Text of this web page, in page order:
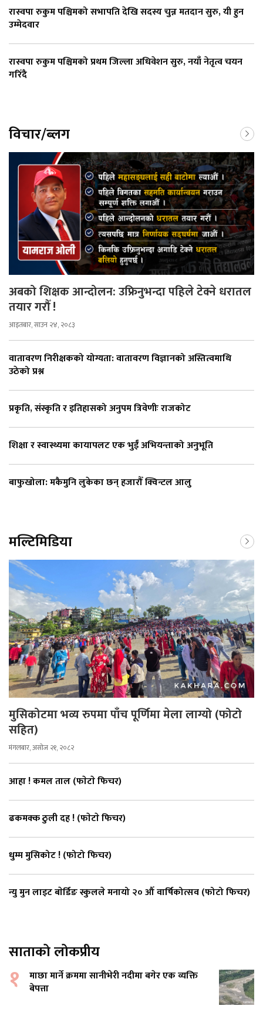
रास्वपा रुकुम पश्चिमको सभापति देखि सदस्य चुन्न मतदान सुरु, यी हुन
उम्मेदवार
रास्वपा रुकुम पश्चिमको प्रथम जिल्ला अधिवेशन सुरु, नयाँ नेतृत्व चयन
गरिँदै
विचार/ब्लग
अबको शिक्षक आन्दोलन: उफ्रिनुभन्दा पहिले टेक्ने धरातल
तयार गरौँ !
आइतबार, साउन २४, २०८३
वातावरण निरीक्षकको योग्यता: वातावरण विज्ञानको अस्तित्वमाथि
उठेको प्रश्न
प्रकृति, संस्कृति र इतिहासको अनुपम त्रिवेणीः राजकोट
शिक्षा र स्वास्थ्यमा कायापलट एक भुईँ अभियन्ताको अनुभूति
बाफुखोला: मकैमुनि लुकेका छन् हजारौँ क्विन्टल आलु
मल्टिमिडिया
मुसिकोटमा भव्य रुपमा पाँच पूर्णिमा मेला लाग्यो (फोटो
सहित)
मंगलबार, असोज २१, २०८२
आहा ! कमल ताल (फाेटाे फिचर)
ढकमक्क ठुली दह ! (फाेटाे फिचर)
धुम्म मुसिकोट ! (फोटो फिचर)
न्यु मुन लाइट बाेर्डिङ स्कुलले मनायो २० औँ वार्षिकोत्सव (फोटो फिचर)
साताको लोकप्रीय
१
माछा मार्ने क्रममा सानीभेरी नदीमा बगेर एक व्यक्ति
बेपत्ता